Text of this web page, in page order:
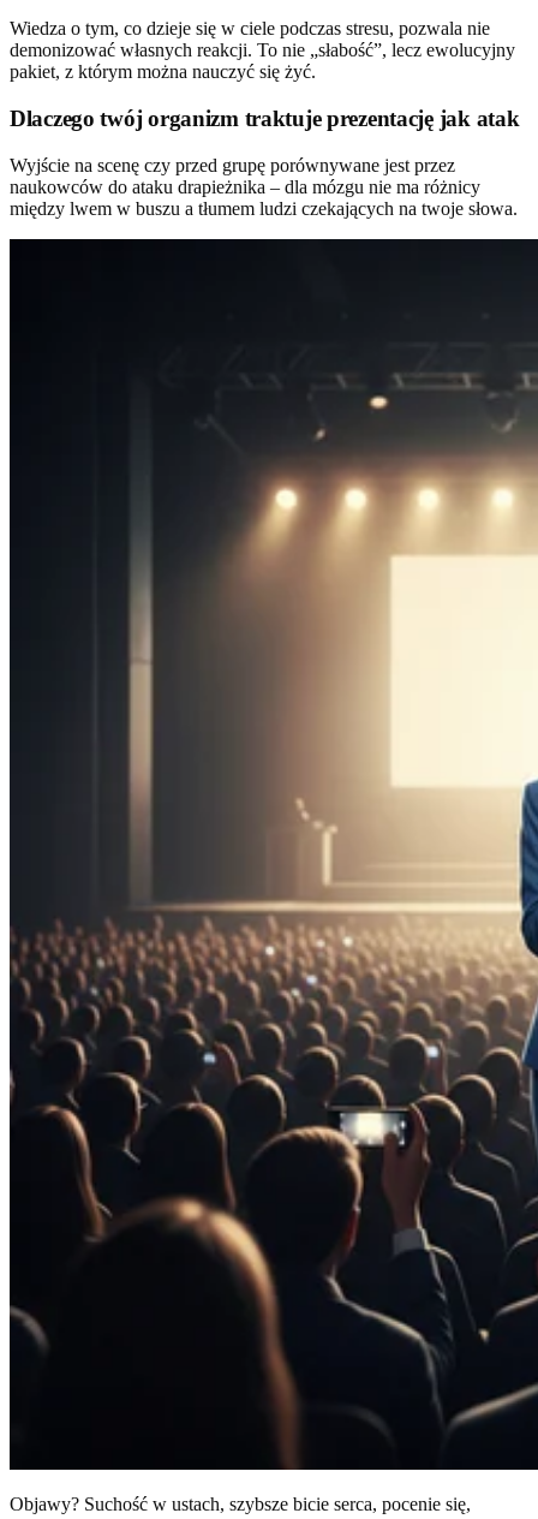
Wiedza o tym, co dzieje się w ciele podczas stresu, pozwala nie
demonizować własnych reakcji. To nie „słabość”, lecz ewolucyjny
pakiet, z którym można nauczyć się żyć.
Dlaczego twój organizm traktuje prezentację jak atak
Wyjście na scenę czy przed grupę porównywane jest przez
naukowców do ataku drapieżnika – dla mózgu nie ma różnicy
między lwem w buszu a tłumem ludzi czekających na twoje słowa.
Objawy? Suchość w ustach, szybsze bicie serca, pocenie się,